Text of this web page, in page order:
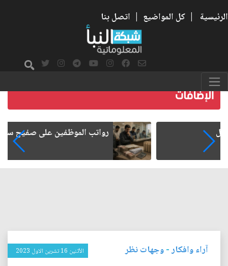
الرئيسية | كل المواضيع | اتصل بنا
رواتب الموظفين على صفيح ساخن
آراء وافكار-وجهات نظر الأثنين 16 تشرين الاول 2023